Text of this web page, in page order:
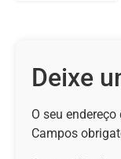
Deixe
O seu
Campos